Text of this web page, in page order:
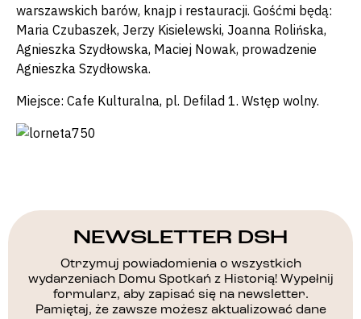
warszawskich barów, knajp i restauracji. Gośćmi będą:
Maria Czubaszek, Jerzy Kisielewski, Joanna Rolińska,
Agnieszka Szydłowska, Maciej Nowak, prowadzenie
Agnieszka Szydłowska.
Miejsce: Cafe Kulturalna, pl. Defilad 1. Wstęp wolny.
NEWSLETTER DSH
Otrzymuj powiadomienia o wszystkich
wydarzeniach Domu Spotkań z Historią! Wypełnij
formularz, aby zapisać się na newsletter.
Pamiętaj, że zawsze możesz aktualizować dane